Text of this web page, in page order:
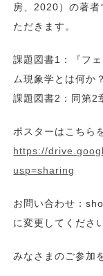
房、2020）の著
ただきます。
課題図書1：『フ
ム現象学とは何か
課題図書2：同第2
ポスターはこちら
https://
usp=sharing
お問い合わせ：
に変更してくだ
みなさまのご参加